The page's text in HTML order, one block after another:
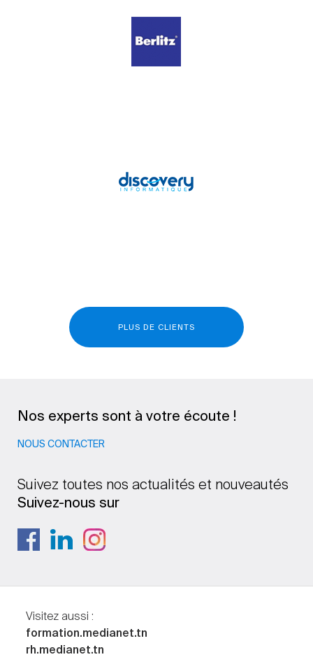
PLUS DE CLIENTS
Nos experts sont à votre écoute !
NOUS CONTACTER
Suivez toutes nos actualités et nouveautés
Suivez-nous sur
Visitez aussi :
formation.medianet.tn
rh.medianet.tn